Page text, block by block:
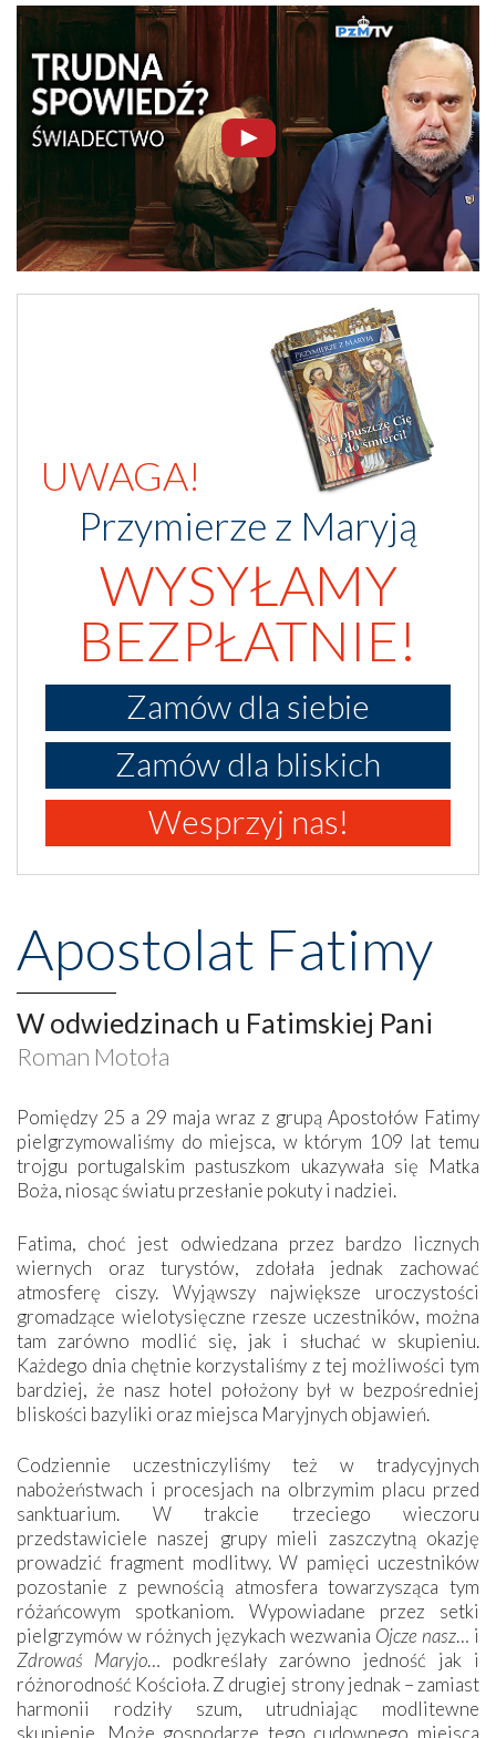
UWAGA!
Przymierze z Maryją
WYSYŁAMY
BEZPŁATNIE!
Zamów dla siebie
Zamów dla bliskich
Wesprzyj nas!
Apostolat Fatimy
W odwiedzinach u Fatimskiej Pani
Roman Motoła
Pomiędzy 25 a 29 maja wraz z grupą Apostołów Fatimy
pielgrzymowaliśmy do miejsca, w którym 109 lat temu
trojgu portugalskim pastuszkom ukazywała się Matka
Boża, niosąc światu przesłanie pokuty i nadziei.
Fatima, choć jest odwiedzana przez bardzo licznych
wiernych oraz turystów, zdołała jednak zachować
atmosferę ciszy. Wyjąwszy największe uroczystości
gromadzące wielotysięczne rzesze uczestników, można
tam zarówno modlić się, jak i słuchać w skupieniu.
Każdego dnia chętnie korzystaliśmy z tej możliwości tym
bardziej, że nasz hotel położony był w bezpośredniej
bliskości bazyliki oraz miejsca Maryjnych objawień.
Codziennie uczestniczyliśmy też w tradycyjnych
nabożeństwach i procesjach na olbrzymim placu przed
sanktuarium. W trakcie trzeciego wieczoru
przedstawiciele naszej grupy mieli zaszczytną okazję
prowadzić fragment modlitwy. W pamięci uczestników
pozostanie z pewnością atmosfera towarzysząca tym
różańcowym spotkaniom. Wypowiadane przez setki
pielgrzymów w różnych językach wezwania Ojcze nasz… i
Zdrowaś Maryjo… podkreślały zarówno jedność jak i
różnorodność Kościoła. Z drugiej strony jednak – zamiast
harmonii rodziły szum, utrudniając modlitewne
skupienie. Może gospodarze tego cudownego miejsca